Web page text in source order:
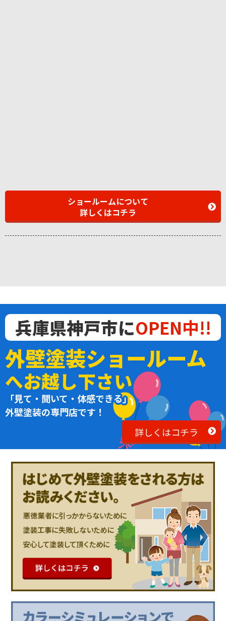
ショールームについて
詳しくはコチラ
兵庫県神戸市にOPEN中!!
外壁塗装ショールーム
へお越し下さい
「見て・聞いて・体感できる」
外壁塗装の専門店です！
詳しくはコチラ